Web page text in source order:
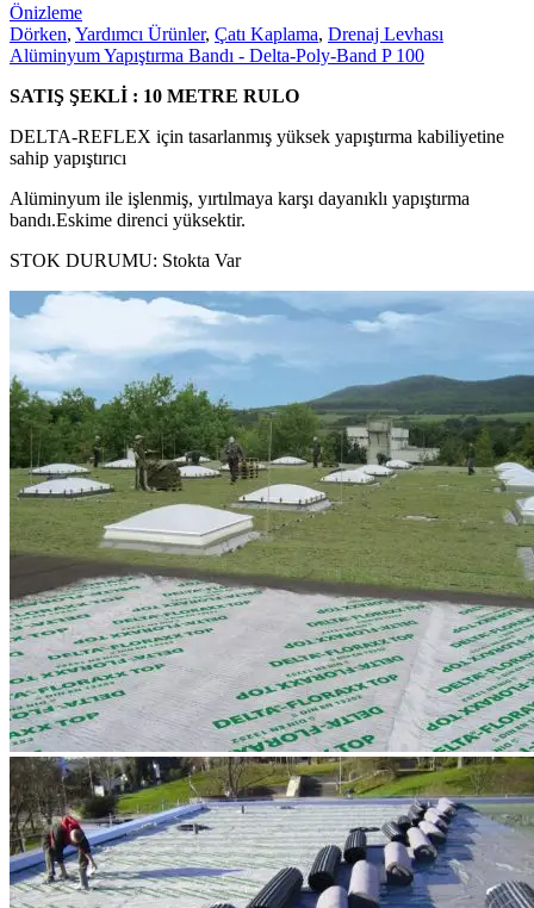
Önizleme
Dörken, Yardımcı Ürünler, Çatı Kaplama, Drenaj Levhası
Alüminyum Yapıştırma Bandı - Delta-Poly-Band P 100
SATIŞ ŞEKLİ : 10 METRE RULO
DELTA-REFLEX için tasarlanmış yüksek yapıştırma kabiliyetine
sahip yapıştırıcı
Alüminyum ile işlenmiş, yırtılmaya karşı dayanıklı yapıştırma
bandı.Eskime direnci yüksektir.
STOK DURUMU: Stokta Var